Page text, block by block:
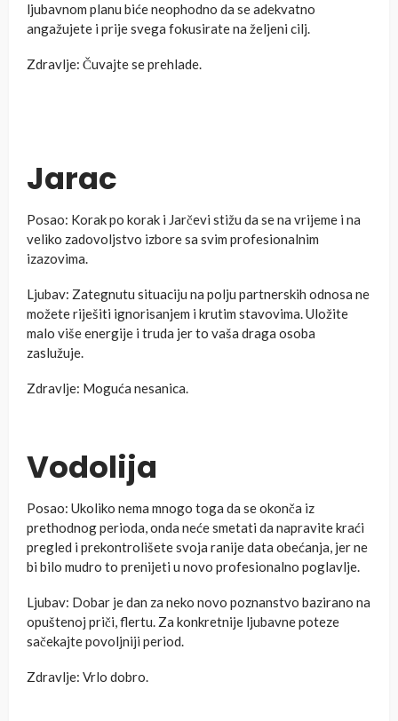
ljubavnom planu biće neophodno da se adekvatno
angažujete i prije svega fokusirate na željeni cilj.
Zdravlje: Čuvajte se prehlade.
Jarac
Posao: Korak po korak i Jarčevi stižu da se na vrijeme i na
veliko zadovoljstvo izbore sa svim profesionalnim
izazovima.
Ljubav: Zategnutu situaciju na polju partnerskih odnosa ne
možete riješiti ignorisanjem i krutim stavovima. Uložite
malo više energije i truda jer to vaša draga osoba
zaslužuje.
Zdravlje: Moguća nesanica.
Vodolija
Posao: Ukoliko nema mnogo toga da se okonča iz
prethodnog perioda, onda neće smetati da napravite kraći
pregled i prekontrolišete svoja ranije data obećanja, jer ne
bi bilo mudro to prenijeti u novo profesionalno poglavlje.
Ljubav: Dobar je dan za neko novo poznanstvo bazirano na
opuštenoj priči, flertu. Za konkretnije ljubavne poteze
sačekajte povoljniji period.
Zdravlje: Vrlo dobro.